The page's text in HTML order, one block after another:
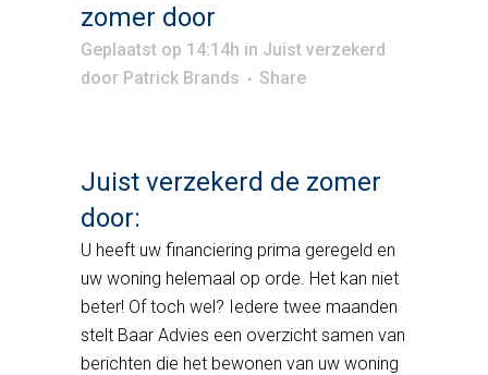
zomer door
Geplaatst op 14:14h in Juist verzekerd
door Patrick Brands Share
Juist verzekerd de zomer
door:
U heeft uw financiering prima geregeld en
uw woning helemaal op orde. Het kan niet
beter! Of toch wel? Iedere twee maanden
stelt Baar Advies een overzicht samen van
berichten die het bewonen van uw woning